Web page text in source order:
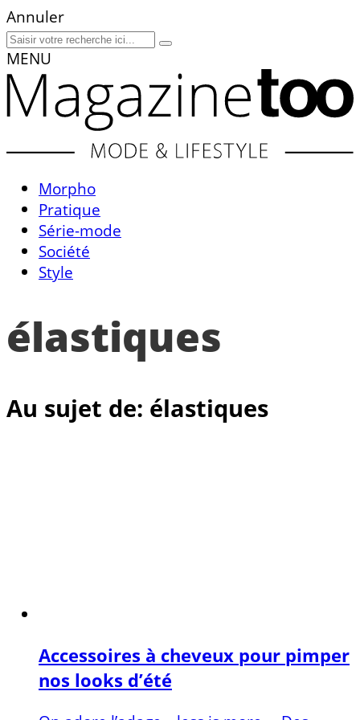
Annuler
MENU
Morpho
Pratique
Série-mode
Société
Style
élastiques
Au sujet de: élastiques
Accessoires à cheveux pour pimper
nos looks d’été